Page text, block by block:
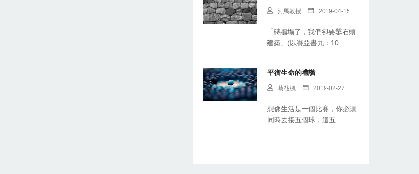
河馬教授 2019-04-15
「磚牆塌了，我們卻要鑿石頭
建築」(以賽亞書九：10
平衡生命的禮讚
蔡筱楓 2019-02-27
想像生活是一個比賽，你必須
同時丟接五個球，這五